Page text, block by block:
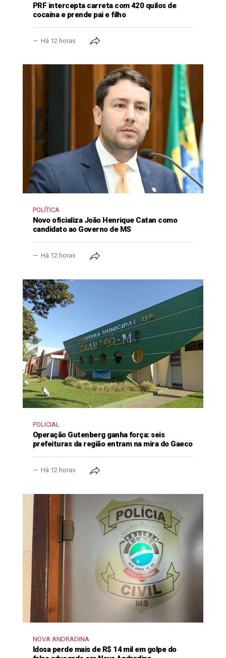
PRF intercepta carreta com 420 quilos de
cocaína e prende pai e filho
Há 12 horas
POLÍTICA
Novo oficializa João Henrique Catan como
candidato ao Governo de MS
Há 12 horas
POLICIAL
Operação Gutenberg ganha força: seis
prefeituras da região entram na mira do Gaeco
Há 12 horas
NOVA ANDRADINA
Idosa perde mais de R$ 14 mil em golpe do